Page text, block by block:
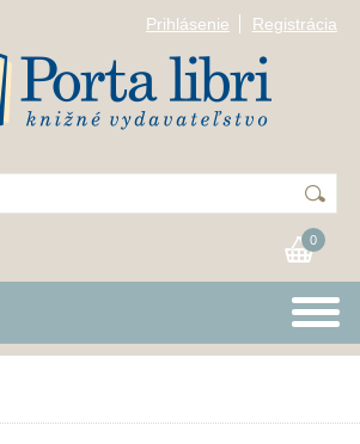
Prihlásenie Registrácia
0